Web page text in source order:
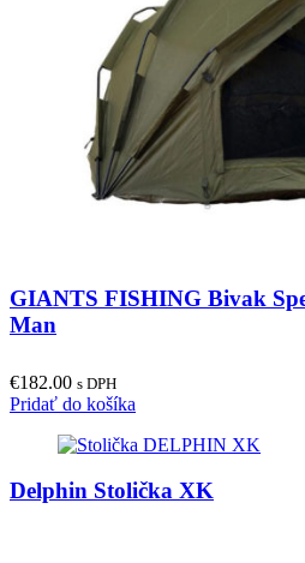
GIANTS FISHING Bivak
Man
€182.00 s DPH
Pridať do košíka
Delphin Stolička XK